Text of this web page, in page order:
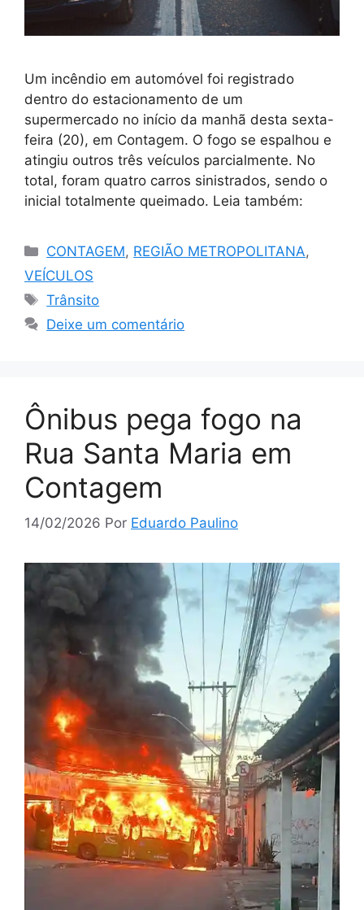
Um incêndio em automóvel foi registrado
dentro do estacionamento de um
supermercado no início da manhã desta sexta-
feira (20), em Contagem. O fogo se espalhou e
atingiu outros três veículos parcialmente. No
total, foram quatro carros sinistrados, sendo o
inicial totalmente queimado. Leia também:
Categorias
CONTAGEM, REGIÃO METROPOLITANA,
VEÍCULOS
Tags
Trânsito
Deixe um comentário
Ônibus pega fogo na
Rua Santa Maria em
Contagem
14/02/2026 Por Eduardo Paulino